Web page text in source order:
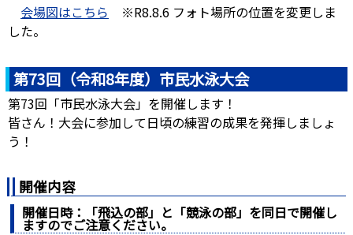
会場図はこちら ※R8.8.6 フォト場所の位置を変更しま
した。
第73回（令和8年度）市民水泳大会
第73回「市民水泳大会」を開催します！
皆さん！大会に参加して日頃の練習の成果を発揮しましょ
う！
開催内容
開催日時：「飛込の部」と「競泳の部」を同日で開催し
ますのでご注意ください。